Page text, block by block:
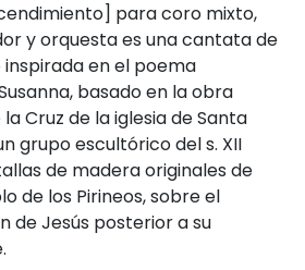
para coro mixto,
y orquesta es una cantata de
en el poema
basado en la obra
Cruz de la iglesia de Santa
grupo escultórico del s. XII
de madera originales de
de los Pirineos, sobre el
de Jesús posterior a su